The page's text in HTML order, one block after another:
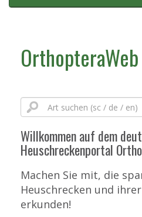
OrthopteraWeb
Willkommen auf dem
Heuschreckenportal
Machen Sie mit, die
Heuschrecken und
erkunden!